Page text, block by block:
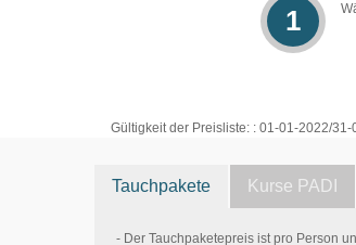
1
Gültigkeit der Preisliste: : 01-01-2022/31-
Tauchpakete Kurse PADI
- Der Tauchpaketepreis ist pro Person